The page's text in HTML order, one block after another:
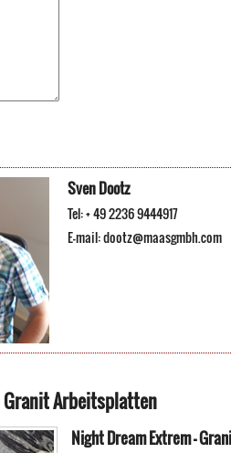
Sven Dootz
Tel: + 49 2236 9444917
E-mail:dootz@maasgmbh.com
Granit Arbeitsplatten
Night Dream Extrem -